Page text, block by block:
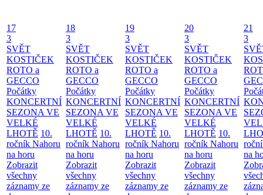
17
3
SVĚT
KOSTIČEK
ROTO a
GECCO
Počátky
KONCERTNÍ
SEZONA VE
VELKÉ
LHOTĚ 10.
ročník Nahoru
na horu
Zobrazit
všechny
záznamy ze
18
3
SVĚT
KOSTIČEK
ROTO a
GECCO
Počátky
KONCERTNÍ
SEZONA VE
VELKÉ
LHOTĚ 10.
ročník Nahoru
na horu
Zobrazit
všechny
záznamy ze
19
3
SVĚT
KOSTIČEK
ROTO a
GECCO
Počátky
KONCERTNÍ
SEZONA VE
VELKÉ
LHOTĚ 10.
ročník Nahoru
na horu
Zobrazit
všechny
záznamy ze
20
3
SVĚT
KOSTIČEK
ROTO a
GECCO
Počátky
KONCERTNÍ
SEZONA VE
VELKÉ
LHOTĚ 10.
ročník Nahoru
na horu
Zobrazit
všechny
záznamy ze
21
3
na